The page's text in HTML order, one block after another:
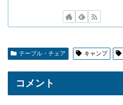
テーブル・チェア キャンプ
コメント